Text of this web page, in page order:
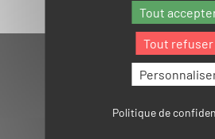
Tout
Tout refuser
Politique de